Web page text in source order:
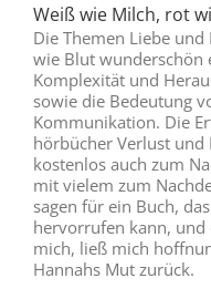
Weiß wie Milch, rot
Die Themen Liebe
wie Blut wunderschön
Komplexität und
sowie die Bedeutung
Kommunikation. Die
hörbücher Verlust und
kostenlos auch zum
mit vielem zum
sagen für ein Buch,
hervorrufen kann, und
mich, ließ mich
Hannahs Mut zurück.